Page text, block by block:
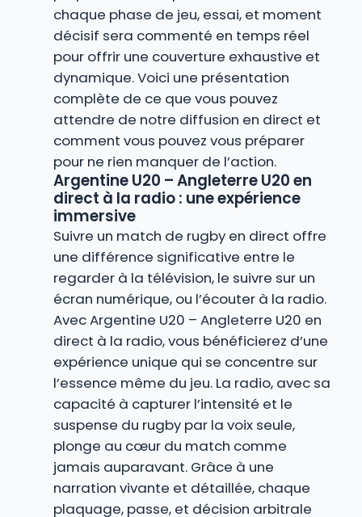
chaque phase de jeu, essai, et moment
décisif sera commenté en temps réel
pour offrir une couverture exhaustive et
dynamique. Voici une présentation
complète de ce que vous pouvez
attendre de notre diffusion en direct et
comment vous pouvez vous préparer
pour ne rien manquer de l’action.
Argentine U20 – Angleterre U20 en
direct à la radio : une expérience
immersive
Suivre un match de rugby en direct offre
une différence significative entre le
regarder à la télévision, le suivre sur un
écran numérique, ou l’écouter à la radio.
Avec Argentine U20 – Angleterre U20 en
direct à la radio, vous bénéficierez d’une
expérience unique qui se concentre sur
l’essence même du jeu. La radio, avec sa
capacité à capturer l’intensité et le
suspense du rugby par la voix seule,
plonge au cœur du match comme
jamais auparavant. Grâce à une
narration vivante et détaillée, chaque
plaquage, passe, et décision arbitrale